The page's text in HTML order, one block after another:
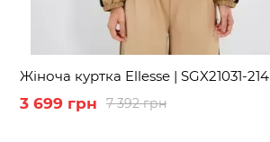
Жіноча куртка Ellesse | SGX21031-214
7 392 грн
3 699 грн